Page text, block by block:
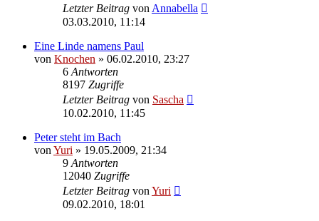
Letzter Beitrag von Annabella
03.03.2010, 11:14
Eine Linde namens Paul
von Knochen » 06.02.2010, 23:27
6 Antworten
8197 Zugriffe
Letzter Beitrag von Sascha
10.02.2010, 11:45
Peter steht im Bach
von Yuri » 19.05.2009, 21:34
9 Antworten
12040 Zugriffe
Letzter Beitrag von Yuri
09.02.2010, 18:01